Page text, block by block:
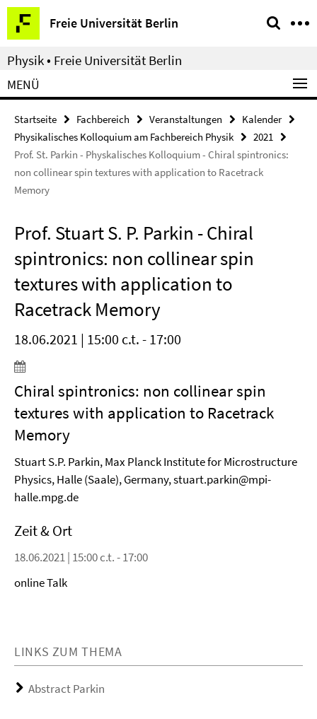
Springe
direkt
zu
Inhalt
Freie Universität Berlin
Service-
Navigation
Physik • Freie Universität Berlin
MENÜ
Startseite Fachbereich Veranstaltungen
Kalender
Physikalisches Kolloquium am Fachbereich Physik
2021
Prof. St. Parkin - Physkalisches Kolloquium - Chiral spintronics:
non collinear spin textures with application to Racetrack
Memory
Prof. Stuart S. P. Parkin - Chiral
spintronics: non collinear spin
textures with application to
Racetrack Memory
18.06.2021 | 15:00 c.t. - 17:00
Chiral spintronics: non collinear spin
textures with application to Racetrack
Memory
Stuart S.P. Parkin, Max Planck Institute for Microstructure
Physics, Halle (Saale), Germany, stuart.parkin@mpi-
halle.mpg.de
Zeit & Ort
18.06.2021 | 15:00 c.t. - 17:00
online Talk
LINKS ZUM THEMA
Abstract Parkin